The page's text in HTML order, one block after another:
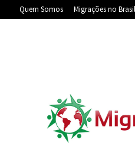
Quem Somos Migrações no Brasil